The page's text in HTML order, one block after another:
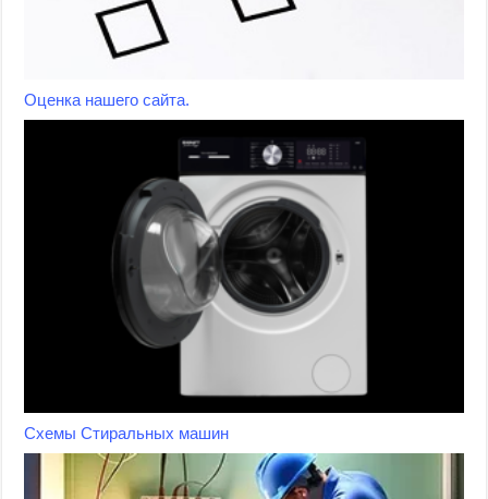
Оценка нашего сайта.
Схемы Стиральных машин